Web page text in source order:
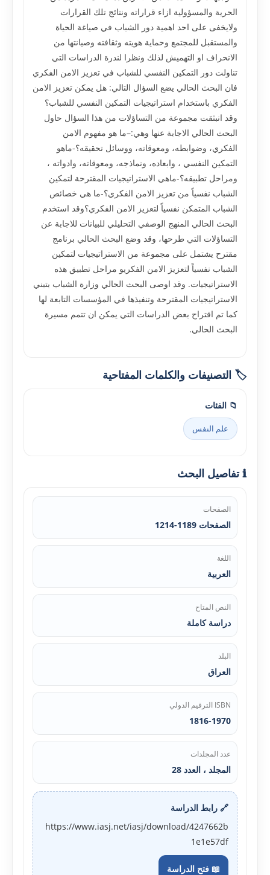
الحرية والمسؤولية ازاء قراراته ونتائج تلك القرارات
ولايخفى على احد اهمية دور الشباب في صياغة الحياة
والمستقبل للمجتمع وحماية هويته وثقافته وصيانتها من
الانحراف او التهميش لذلك ونظرا لندرة الدراسات التي
تناولت دور التمكين النفسي للشباب في تعزيز الامن الفكري
فان البحث الحالي يضع السؤال التالي: هل يمكن تعزيز الامن
الفكري باستخدام استراتيجيات التمكين النفسي للشباب؟
وقد انبثقت مجموعة من التساؤلات من هذا السؤال حاول
البحث الحالي الاجابة عنها وهي:–ما هو مفهوم الامن
الفكري، وضوابطه، ومعوقاته، ووسائل تحقيقه؟-ماهو
التمكين النفسي ، وابعاده، ونماذجه، ومعوقاته، وادواته ،
ومراحل تطبيقه؟-ماهي الاستراتيجيات المقترحة لتمكين
الشباب نفسياً من تعزيز الامن الفكري؟-ما هي خصائص
الشباب المتمكن نفسياً لتعزيز الامن الفكري؟وقد استخدم
البحث الحالي المنهج الوصفي التحليلي للبيانات للاجابة عن
التساؤلات التي طرحها، وقد وضع البحث الحالي برنامج
مقترح يشتمل على مجموعة من الاستراتيجيات لتمكين
الشباب نفسياً لتعزيز الامن الفكريو مراحل تطبيق هذه
الاستراتيجيات. وقد اوصى البحث الحالي وزارة الشباب بتبني
الاستراتيجيات المقترحة وتنفيذها في المؤسسات التابعة لها
كما تم اقتراح بعض الدراسات التي يمكن ان تتمم مسيرة
البحث الحالي.
🏷️ التصنيفات والكلمات المفتاحية
📁 الفئات
علم النفس
ℹ️ تفاصيل البحث
الصفحات
الصفحات 1189-1214
اللغة
العربية
النص المتاح
دراسة كاملة
البلد
العراق
ISBN الترقيم الدولي
1816-1970
عدد المجلدات
المجلد ، العدد 28
🔗 رابط الدراسة
https://www.iasj.net/iasj/download/4247662b
1e1e57df
📖 فتح الدراسة